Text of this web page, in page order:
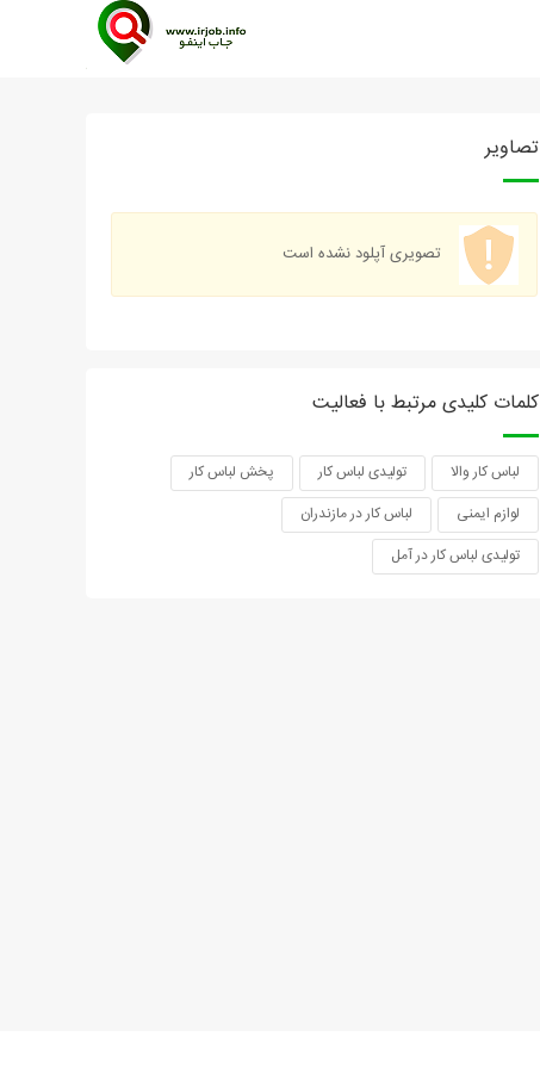
تصاویر
تصویری آپلود نشده است
کلمات کلیدی مرتبط با فعالیت
لباس کار والا تولیدی لباس کار
پخش لباس کار
لوازم ایمنی
لباس کار در مازندران
تولیدی لباس کار در آمل